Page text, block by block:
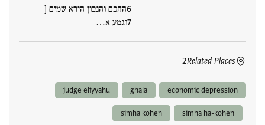
החכם והנבון הירא שמים [
וגמע א‮…
Related Places
2
economic depression
ghala
judge eliyyahu
simha ha-kohen
simha kohen